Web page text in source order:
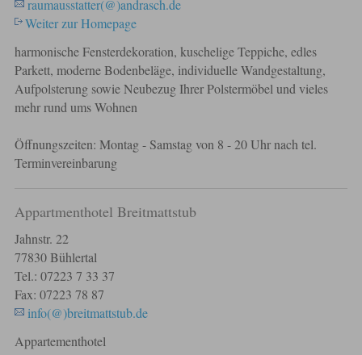
raumausstatter(@)andrasch.de
Weiter zur Homepage
harmonische Fensterdekoration, kuschelige Teppiche, edles
Parkett, moderne Bodenbeläge, individuelle Wandgestaltung,
Aufpolsterung sowie Neubezug Ihrer Polstermöbel und vieles
mehr rund ums Wohnen
Öffnungszeiten: Montag - Samstag von 8 - 20 Uhr nach tel.
Terminvereinbarung
Appartmenthotel Breitmattstub
Jahnstr. 22
77830 Bühlertal
Tel.: 07223 7 33 37
Fax: 07223 78 87
info(@)breitmattstub.de
Appartementhotel